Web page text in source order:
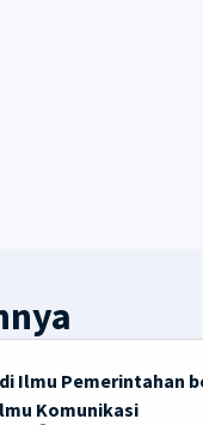
Ilmu Pemerintahan
Komunikasi